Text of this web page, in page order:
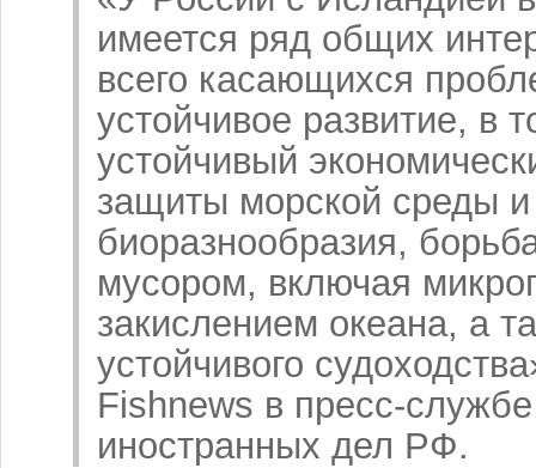
имеется ряд общих
всего касающихся
устойчивое развитие, в
устойчивый
защиты морской среды
биоразнообразия,
мусором, включая
закислением океана, а
устойчивого
Fishnews в пресс-
иностранных дел РФ.